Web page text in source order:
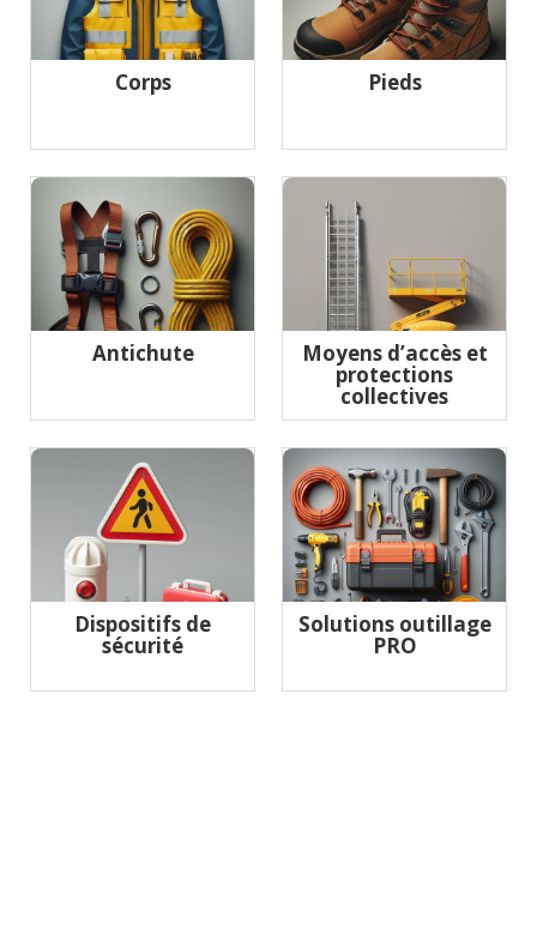
Corps Pieds
Antichute Moyens d’accès et
protections
collectives
Dispositifs de
sécurité
Solutions outillage
PRO